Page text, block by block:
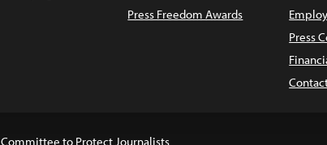
Press Freedom Awards
Press
Committee to Protect Journalists